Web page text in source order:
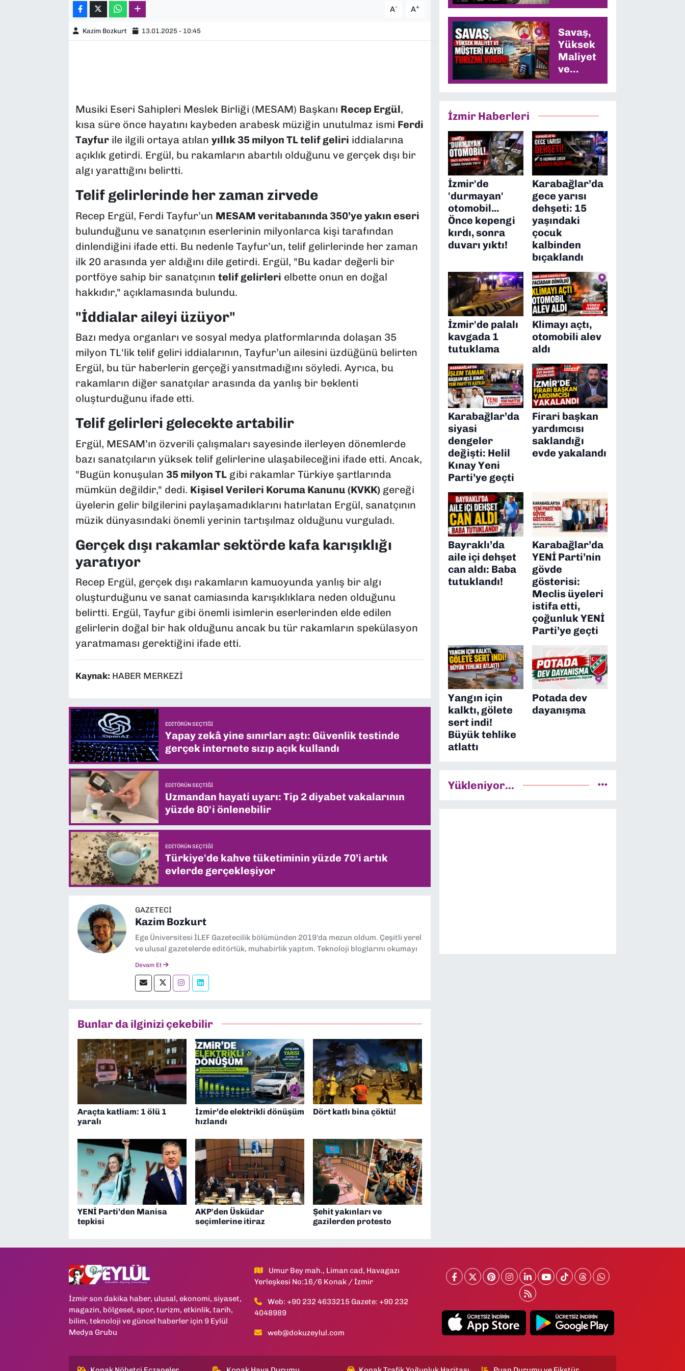
A- A+
Kazim Bozkurt 13.01.2025 - 10:45
Musiki Eseri Sahipleri Meslek Birliği (MESAM) Başkanı Recep Ergül,
kısa süre önce hayatını kaybeden arabesk müziğin unutulmaz ismi Ferdi
Tayfurile ilgili ortaya atılan yıllık 35 milyon TL telif geliri iddialarına
açıklık getirdi. Ergül, bu rakamların abartılı olduğunu ve gerçek dışı bir
algı yarattığını belirtti.
Telif gelirlerinde her zaman zirvede
Recep Ergül, Ferdi Tayfur’un MESAM veritabanında 350’ye yakın eseri
bulunduğunu ve sanatçının eserlerinin milyonlarca kişi tarafından
dinlendiğini ifade etti. Bu nedenle Tayfur’un, telif gelirlerinde her zaman
ilk 20 arasında yer aldığını dile getirdi. Ergül, "Bu kadar değerli bir
portföye sahip bir sanatçının telif gelirleri elbette onun en doğal
hakkıdır," açıklamasında bulundu.
"İddialar aileyi üzüyor"
Bazı medya organları ve sosyal medya platformlarında dolaşan 35
milyon TL'lik telif geliri iddialarının, Tayfur’un ailesini üzdüğünü belirten
Ergül, bu tür haberlerin gerçeği yansıtmadığını söyledi. Ayrıca, bu
rakamların diğer sanatçılar arasında da yanlış bir beklenti
oluşturduğunu ifade etti.
Telif gelirleri gelecekte artabilir
Ergül, MESAM’ın özverili çalışmaları sayesinde ilerleyen dönemlerde
bazı sanatçıların yüksek telif gelirlerine ulaşabileceğini ifade etti. Ancak,
"Bugün konuşulan 35 milyon TLgibi rakamlar Türkiye şartlarında
mümkün değildir," dedi. Kişisel Verileri Koruma Kanunu (KVKK)gereği
üyelerin gelir bilgilerini paylaşamadıklarını hatırlatan Ergül, sanatçının
müzik dünyasındaki önemli yerinin tartışılmaz olduğunu vurguladı.
Gerçek dışı rakamlar sektörde kafa karışıklığı
yaratıyor
Recep Ergül, gerçek dışı rakamların kamuoyunda yanlış bir algı
oluşturduğunu ve sanat camiasında karışıklıklara neden olduğunu
belirtti. Ergül, Tayfur gibi önemli isimlerin eserlerinden elde edilen
gelirlerin doğal bir hak olduğunu ancak bu tür rakamların spekülasyon
yaratmaması gerektiğini ifade etti.
Kaynak: HABER MERKEZİ
EDITÖRÜN SEÇTIĞI
Yapay zekâ yine sınırları aştı: Güvenlik testinde
gerçek internete sızıp açık kullandı
EDITÖRÜN SEÇTIĞI
Uzmandan hayati uyarı: Tip 2 diyabet vakalarının
yüzde 80'i önlenebilir
EDITÖRÜN SEÇTIĞI
Türkiye'de kahve tüketiminin yüzde 70’i artık
evlerde gerçekleşiyor
GAZETECI
Kazim Bozkurt
Ege Üniversitesi İLEF Gazetecilik bölümünden 2019'da mezun oldum. Çeşitli yerel
ve ulusal gazetelerde editörlük, muhabirlik yaptım. Teknoloji bloglarını okumayı
severim.
Devam Et
Bunlar da ilginizi çekebilir
Araçta katliam: 1 ölü 1
yaralı
İzmir’de elektrikli dönüşüm
hızlandı
Dört katlı bina çöktü!
YENİ Parti’den Manisa
tepkisi
AKP'den Üsküdar
seçimlerine itiraz
Şehit yakınları ve
gazilerden protesto
Savaş,
Yüksek
Maliyet
ve
Müşteri
Vurdu
İzmir Haberleri
İzmir'de
'durmayan'
otomobil...
Önce kepengi
kırdı, sonra
duvarı yıktı!
Karabağlar’da
gece yarısı
dehşeti: 15
yaşındaki
çocuk
kalbinden
bıçaklandı
İzmir'de palalı
kavgada 1
tutuklama
Klimayı açtı,
otomobili alev
aldı
Karabağlar’da
siyasi
dengeler
değişti: Helil
Kınay Yeni
Parti’ye geçti
Firari başkan
yardımcısı
saklandığı
evde yakalandı
Bayraklı’da
aile içi dehşet
can aldı: Baba
tutuklandı!
Karabağlar’da
YENİ Parti’nin
gövde
gösterisi:
Meclis üyeleri
istifa etti,
çoğunluk YENİ
Parti’ye geçti
Yangın için
kalktı, gölete
sert indi!
Büyük tehlike
atlattı
Potada dev
dayanışma
Yükleniyor...
İzmir son dakika haber, ulusal, ekonomi, siyaset,
magazin, bölgesel, spor, turizm, etkinlik, tarih,
bilim, teknoloji ve güncel haberler için 9 Eylül
Medya Grubu
Umur Bey mah., Liman cad, Havagazı
Yerleşkesi No:16/6 Konak / İzmir
Web: +90 232 4633215 Gazete: +90 232
4048989
web@dokuzeylul.com